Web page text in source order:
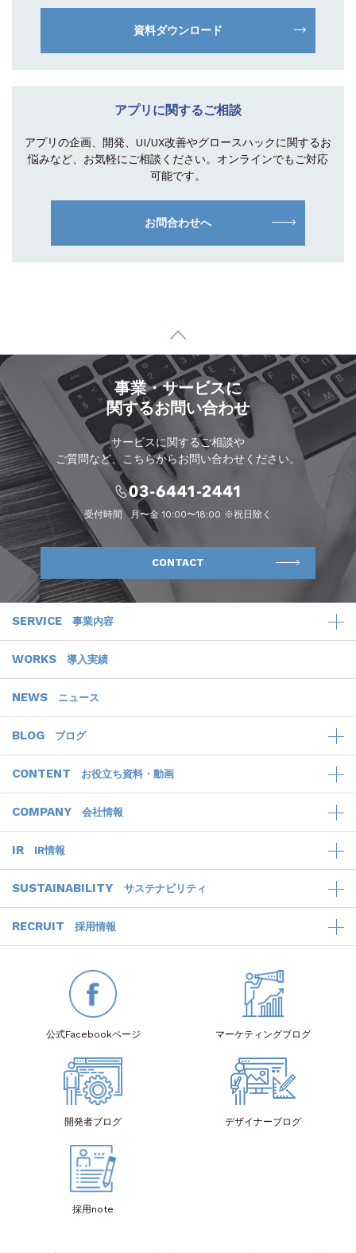
資料ダウンロード
アプリに関するご相談
アプリの企画、開発、UI/UX改善やグロースハックに関するお
悩みなど、お気軽にご相談 ください。オンラインでもご対応
可能です。
お問合わせへ
事業・サービスに
関するお問い合わせ
サービスに関するご相談や
ご質問など、こちらからお問い合わせください。
受付時間 月〜金 10:00〜18:00 ※祝日除く
CONTACT
SERVICE 事業内容
WORKS 導入実績
NEWS ニュース
BLOG ブログ
CONTENT お役立ち資料・動画
COMPANY 会社情報
IR IR情報
SUSTAINABILITY サステナビリティ
RECRUIT 採用情報
公式Facebookページ マーケティングブログ
開発者ブログ デザイナーブログ
採用note